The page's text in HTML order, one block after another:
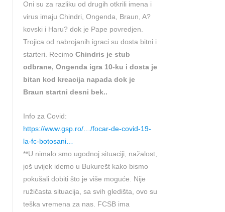
Oni su za razliku od drugih otkrili imena i
virus imaju Chindri, Ongenda, Braun, A?
kovski i Haru? dok je Pape povredjen.
Trojica od nabrojanih igraci su dosta bitni i
starteri. Recimo Chindris je stub
odbrane, Ongenda igra 10-ku i dosta je
bitan kod kreacija napada dok je
Braun startni desni bek..
Info za Covid:
https://www.gsp.ro/…/focar-de-covid-19-
la-fc-botosani…
**U nimalo smo ugodnoj situaciji, nažalost,
još uvijek idemo u Bukurešt kako bismo
pokušali dobiti što je više moguće. Nije
ružičasta situacija, sa svih gledišta, ovo su
teška vremena za nas. FCSB ima